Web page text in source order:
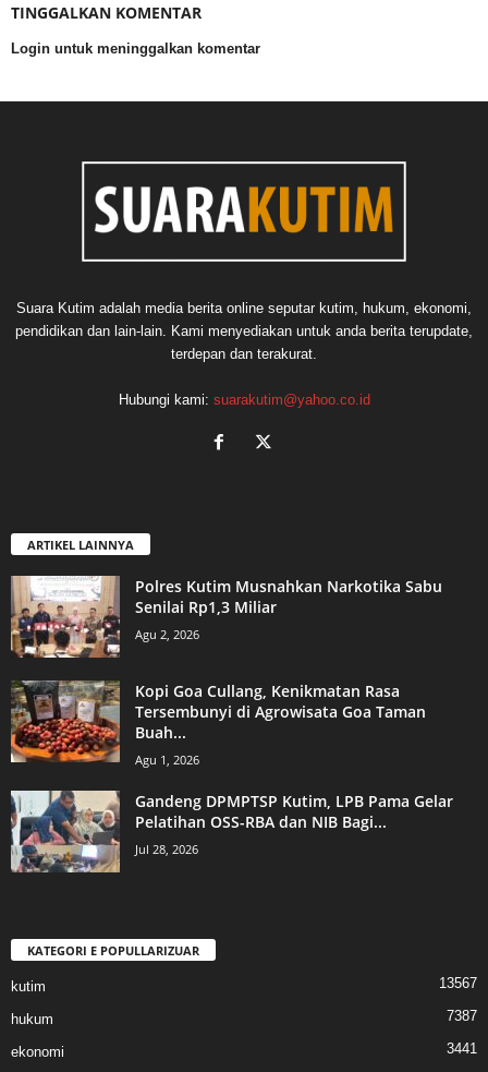
TINGGALKAN KOMENTAR
Login untuk meninggalkan komentar
Suara Kutim adalah media berita online seputar kutim, hukum, ekonomi,
pendidikan dan lain-lain. Kami menyediakan untuk anda berita terupdate,
terdepan dan terakurat.
Hubungi kami: suarakutim@yahoo.co.id
ARTIKEL LAINNYA
Polres Kutim Musnahkan Narkotika Sabu
Senilai Rp1,3 Miliar
Agu 2, 2026
Kopi Goa Cullang, Kenikmatan Rasa
Tersembunyi di Agrowisata Goa Taman
Buah...
Agu 1, 2026
Gandeng DPMPTSP Kutim, LPB Pama Gelar
Pelatihan OSS-RBA dan NIB Bagi...
Jul 28, 2026
KATEGORI E POPULLARIZUAR
kutim 13567
hukum 7387
ekonomi 3441